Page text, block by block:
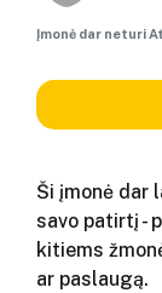
Įmonė dar neturi
Ši įmonė dar
savo patirtį -
kitiems
ar paslaugą.